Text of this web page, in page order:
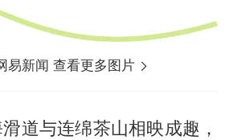
易新闻 查看更多图片
道与连绵茶山相映成趣，